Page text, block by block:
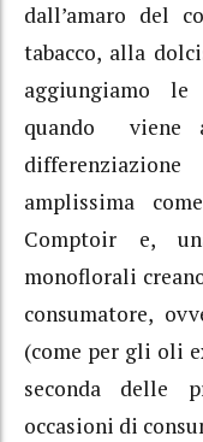
dall’amaro del
tabacco, alla
aggiungiamo
quando viene
amplissima
Comptoir e,
monoflorali
consumatore,
(come per gli oli
seconda delle
occasioni di